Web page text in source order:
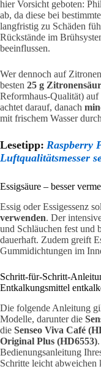
hier Vorsicht geboten:
ab, da diese bei
langfristig zu Schäden
Rückstände im
beeinflussen.
Wer dennoch auf
besten 25 g
Reformhaus-Qualität) auf
achtet darauf, danach
mit frischem Wasser
Lesetipp: Raspberry
Luftqualitätsmesser
Essigsäure – besser
Essig oder Essigessenz
verwenden. Der
und Schläuchen fest und
dauerhaft. Zudem greift
Gummidichtungen im
Schritt-für-Schritt-
Entkalkungsmittel
Die folgende Anleitung
Modelle, darunter die
die Senseo Viva Café
Original Plus (HD6553)
Bedienungsanleitung
Schritte leicht abweichen